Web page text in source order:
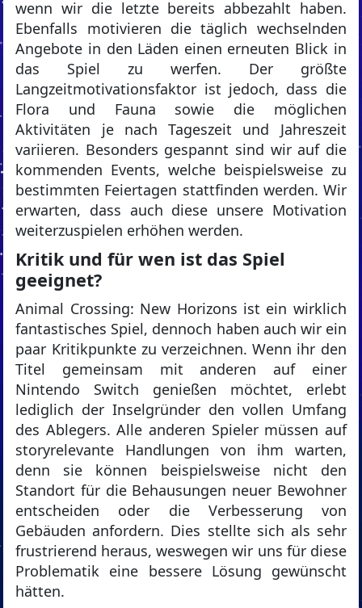
wenn wir die letzte bereits abbezahlt haben.
Ebenfalls motivieren die täglich wechselnden
Angebote in den Läden einen erneuten Blick in
das Spiel zu werfen. Der größte
Langzeitmotivationsfaktor ist jedoch, dass die
Flora und Fauna sowie die möglichen
Aktivitäten je nach Tageszeit und Jahreszeit
variieren. Besonders gespannt sind wir auf die
kommenden Events, welche beispielsweise zu
bestimmten Feiertagen stattfinden werden. Wir
erwarten, dass auch diese unsere Motivation
weiterzuspielen erhöhen werden.
Kritik und für wen ist das Spiel
geeignet?
Animal Crossing: New Horizons ist ein wirklich
fantastisches Spiel, dennoch haben auch wir ein
paar Kritikpunkte zu verzeichnen. Wenn ihr den
Titel gemeinsam mit anderen auf einer
Nintendo Switch genießen möchtet, erlebt
lediglich der Inselgründer den vollen Umfang
des Ablegers. Alle anderen Spieler müssen auf
storyrelevante Handlungen von ihm warten,
denn sie können beispielsweise nicht den
Standort für die Behausungen neuer Bewohner
entscheiden oder die Verbesserung von
Gebäuden anfordern. Dies stellte sich als sehr
frustrierend heraus, weswegen wir uns für diese
Problematik eine bessere Lösung gewünscht
hätten.